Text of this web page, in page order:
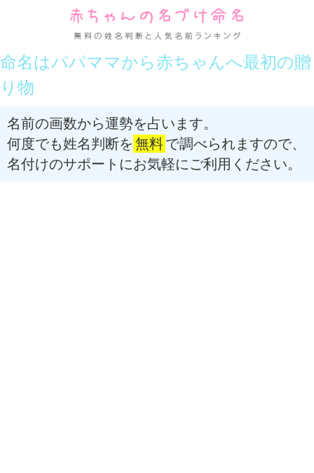
命名はパパママから赤ちゃんへ最初の贈
り物
名前の画数から運勢を占います。
何度でも姓名判断を 無料で調べられますので、
名付けのサポートにお気軽にご利用ください。